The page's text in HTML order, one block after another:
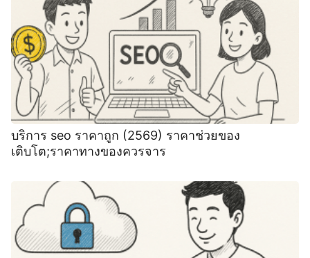
บริการ seo ราคาถูก (2569) ราคาช่วยของ
เติบโต;ราคาทางของควรจาร